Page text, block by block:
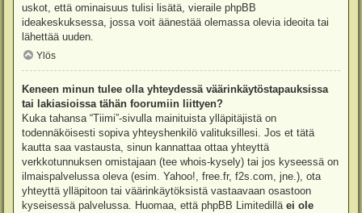
uskot, että ominaisuus tulisi lisätä, vieraile phpBB
ideakeskuksessa , jossa voit äänestää olemassa olevia ideoita tai
lähettää uuden.
Ylös
Keneen minun tulee olla yhteydessä väärinkäytöstapauksissa
tai lakiasioissa tähän foorumiin liittyen?
Kuka tahansa “Tiimi”-sivulla mainituista ylläpitäjistä on
todennäköisesti sopiva yhteyshenkilö valituksillesi. Jos et tätä
kautta saa vastausta, sinun kannattaa ottaa yhteyttä
verkkotunnuksen omistajaan (tee whois-kysely) tai jos kyseessä on
ilmaispalvelussa oleva (esim. Yahoo!, free.fr, f2s.com, jne.), ota
yhteyttä ylläpitoon tai väärinkäytöksistä vastaavaan osastoon
kyseisessä palvelussa. Huomaa, että phpBB Limitedillä ei ole